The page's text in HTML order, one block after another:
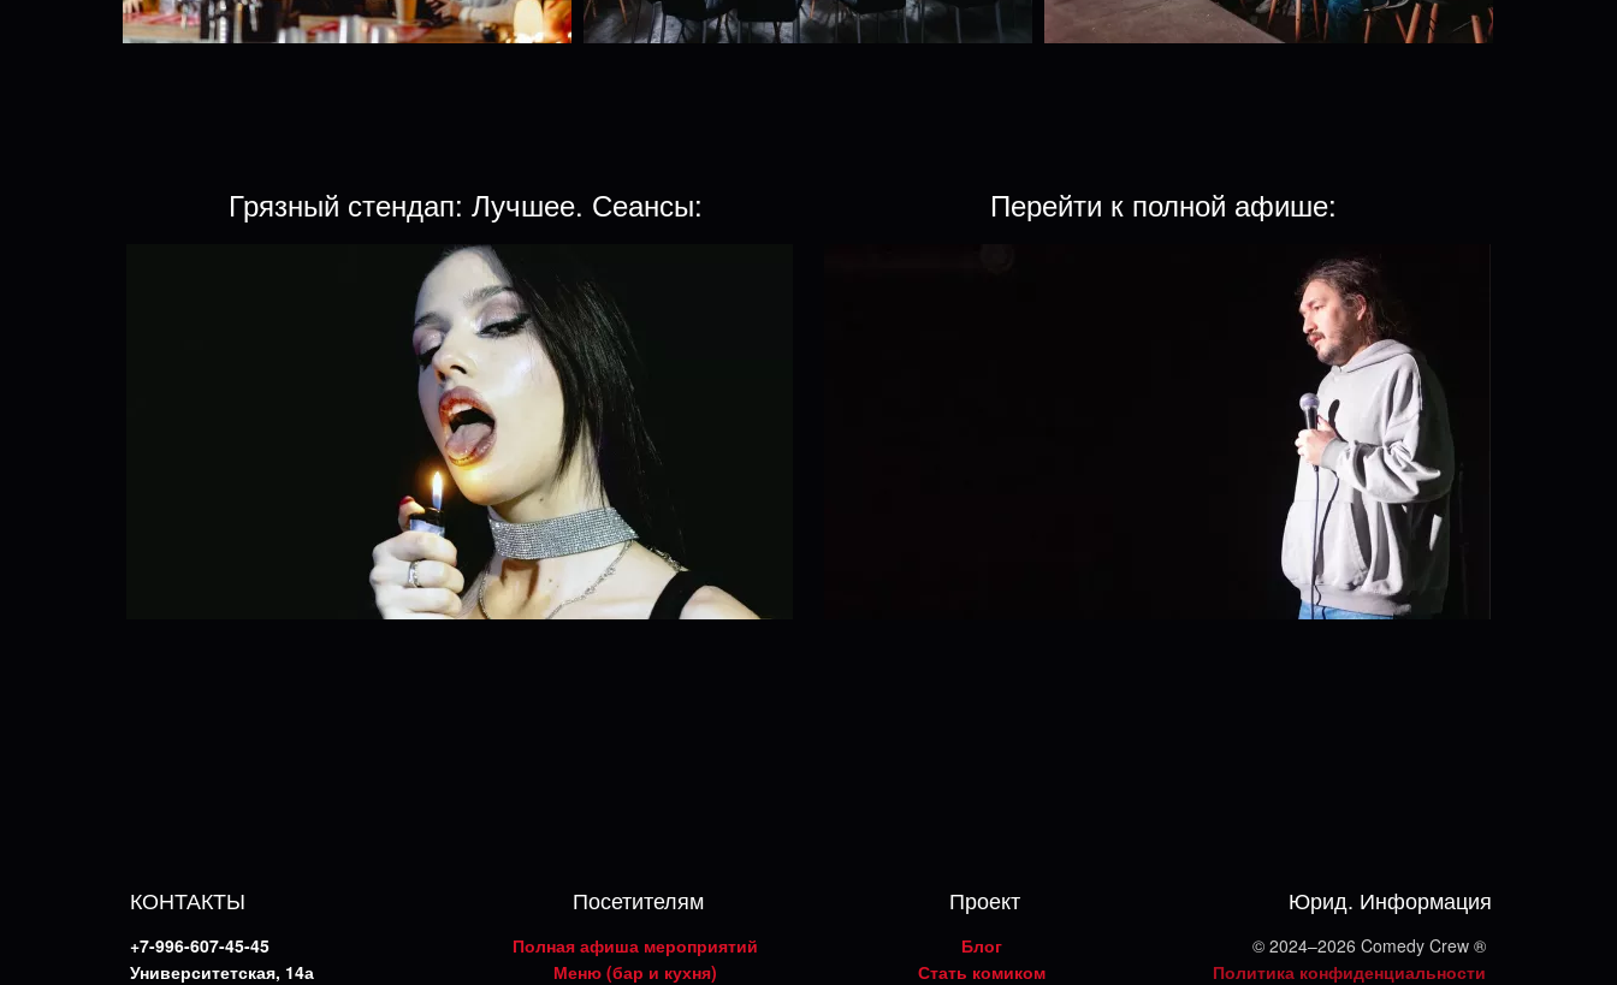
Грязный стендап: Лучшее. Сеансы: Перейти к полной афише:
КОНТАКТЫ
+7-996-607-45-45
Университетская, 14а
Посетителям
Полная афиша мероприятий
Меню (бар и кухня)
Проект
Блог
Стать комиком
Юрид. Информация
© 2024–2026 Comedy Crew ®
Политика конфиденциальности